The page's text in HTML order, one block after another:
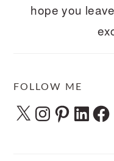
hope you
FOLLOW ME
X Instagram
Pinterest
LinkedIn